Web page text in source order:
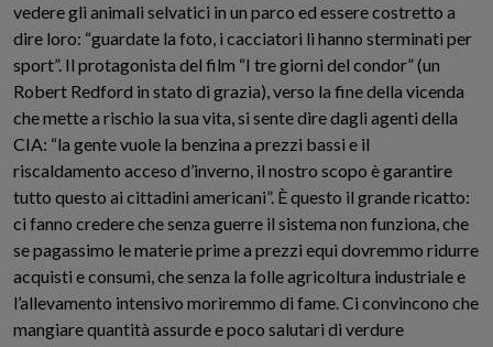
vedere gli animali selvatici in un parco ed essere costretto a
dire loro: “guardate la foto, i cacciatori li hanno sterminati per
sport”. Il protagonista del film “I tre giorni del condor” (un
Robert Redford in stato di grazia), verso la fine della vicenda
che mette a rischio la sua vita, si sente dire dagli agenti della
CIA: “la gente vuole la benzina a prezzi bassi e il
riscaldamento acceso d’inverno, il nostro scopo è garantire
tutto questo ai cittadini americani”. È questo il grande ricatto:
ci fanno credere che senza guerre il sistema non funziona, che
se pagassimo le materie prime a prezzi equi dovremmo ridurre
acquisti e consumi, che senza la folle agricoltura industriale e
l’allevamento intensivo moriremmo di fame. Ci convincono che
mangiare quantità assurde e poco salutari di verdure